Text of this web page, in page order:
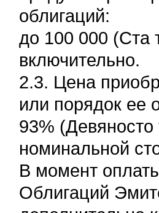
облигаций:
до 100 000 (Ста
включительно.
2.3. Цена
или порядок ее
93% (Девяносто
номинальной
В момент
Облигаций